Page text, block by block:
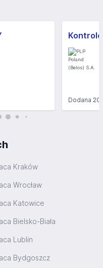
Dodana20
Kraków
Wrocław
Katowice
Bielsko-Biała
Lublin
Bydgoszcz